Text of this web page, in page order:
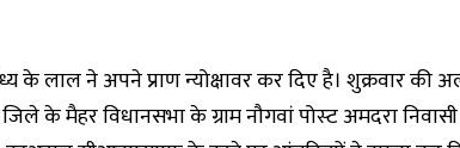
के लाल ने अपने प्राण न्योक्षावर कर दिए है। शुक्रवार
जिले के मैहर विधानसभा के ग्राम नौगवां पोस्‍ट अमदरा